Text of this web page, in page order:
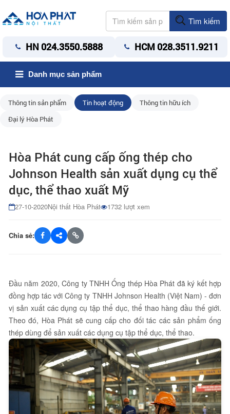
Tìm kiếm
HN 024.3550.5888 HCM 028.3511.9211
Danh mục sản phẩm
Thông tin sản phẩm Tin hoạt động
Thông tin hữu ích
Đại lý Hòa Phát
Hòa Phát cung cấp ống thép cho
Johnson Health sản xuất dụng cụ thể
dục, thể thao xuất Mỹ
27-10-2020Nội thất Hòa Phát 1732 lượt xem
Chia sẻ:
Đầu năm 2020, Công ty TNHH Ống thép Hòa Phát đã ký kết hợp
đồng hợp tác với Công ty TNHH Johnson Health (Việt Nam) - đơn
vị sản xuất các dụng cụ tập thể dục, thể thao hàng đầu thế giới.
Theo đó, Hòa Phát sẽ cung cấp cho đối tác các sản phẩm ống
thép dùng để sản xuất các dụng cụ tập thể dục, thể thao.